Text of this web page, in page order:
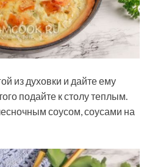
из духовки и дайте ему
подайте к столу теплым.
соусом, соусами на